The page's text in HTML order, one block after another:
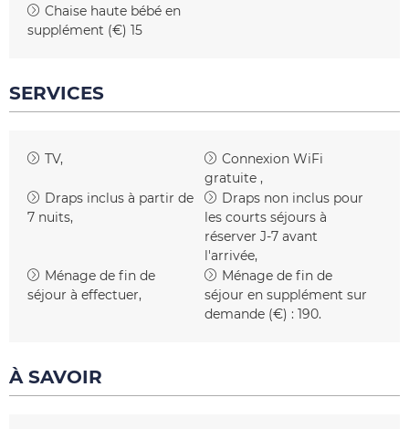
Chaise haute bébé en
supplément (€) 15
SERVICES
TV
Connexion WiFi
gratuite
Draps inclus à partir de
7 nuits
Draps non inclus pour
les courts séjours à
réserver J-7 avant
l'arrivée
Ménage de fin de
séjour à effectuer
Ménage de fin de
séjour en supplément sur
demande (€) : 190
À SAVOIR